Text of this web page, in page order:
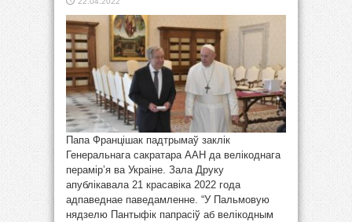
Папа Францішак падтрымаў заклік
Генеральнага сакратара ААН да велікоднага
перамір’я ва Украіне. Зала Друку
апублікавала 21 красавіка 2022 года
адпаведнае паведамленне. “У Пальмовую
нядзелю Пантыфік папрасіў аб велікодным